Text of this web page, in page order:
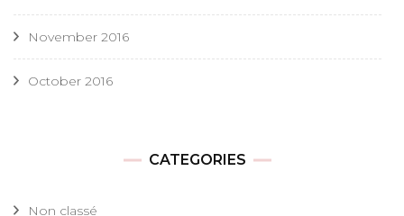
November 2016
October 2016
CATEGORIES
Non classé